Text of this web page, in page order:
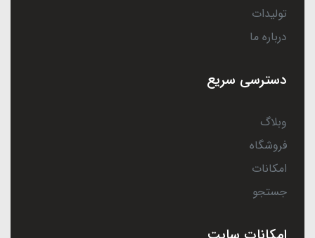
تولیدات
درباره ما
دسترسی سریع
وبلاگ
فروشگاه
امکانات
جستجو